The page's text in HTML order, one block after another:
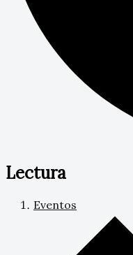
Lectura
Eventos